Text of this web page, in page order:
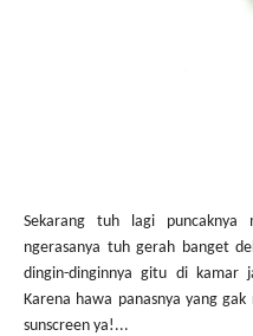
Sekarang tuh lagi puncaknya
ngerasanya tuh gerah banget
dingin-dinginnya gitu di kamar
Karena hawa panasnya yang
sunscreen ya!...